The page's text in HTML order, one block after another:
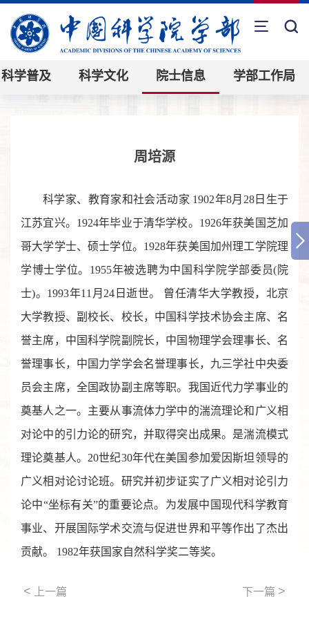
科学普及 科学文化 院士信息 学部工作局
周培源
科学家、教育家和社会活动家 1902年8月28日生于
江苏宜兴。1924年毕业于清华学校。1926年获美国芝加
哥大学学士、硕士学位。1928年获美国加州理工学院理
学博士学位。1955年被选聘为中国科学院学部委员(院
士)。1993年11月24日逝世。 曾任清华大学教授，北京
大学教授、副校长、校长，中国科学技术协会主席、名
誉主席，中国科学院副院长，中国物理学会理事长、名
誉理事长，中国力学学会名誉理事长，九三学社中央委
员会主席，全国政协副主席等职。我国近代力学事业的
奠基人之一。主要从事流体力学中的湍流理论和广义相
对论中的引力论的研究，并取得突出成果。是湍流模式
理论奠基人。20世纪30年代在美国参加爱因斯坦领导的
广义相对论讨论班。研究并初步证实了广义相对论引力
论中“坐标有关”的重要论点。为发展中国现代科学教育
事业、开展国际学术交流与促进世界和平等作出了杰出
贡献。 1982年获国家自然科学奖二等奖。
< 上一篇 下一篇 >